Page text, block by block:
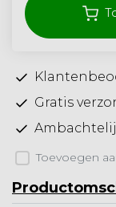
Gratis
Toevoegen